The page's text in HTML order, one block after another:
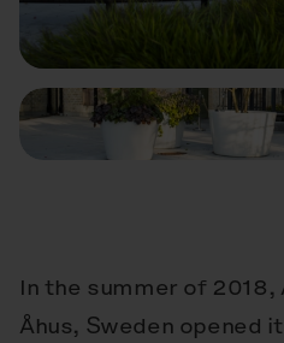
Predchádzajúci
In the summer of 2018,
Åhus, Sweden opened